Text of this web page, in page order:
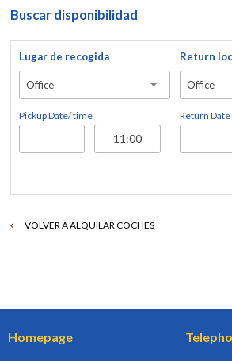
Buscar disponibilidad
Lugar de recogida
Office
Pickup Date/ time
Return
Office
Return
VOLVER A ALQUILAR COCHES
Homepage